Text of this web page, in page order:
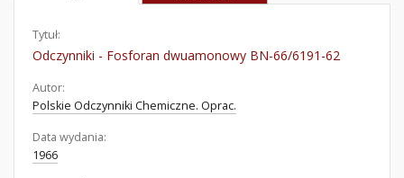
Tytuł:
Odczynniki - Fosforan dwuamonowy BN-66/6191-62
Autor:
Polskie Odczynniki Chemiczne. Oprac.
Data wydania:
1966